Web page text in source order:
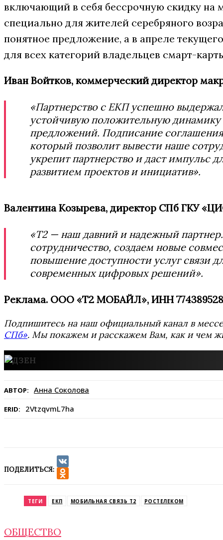
включающий в себя бессрочную скидку на
специально для жителей серебряного
понятное предложение, а в апреле
для всех категорий владельцев смарт-
Иван Войтков, коммерческий директор
«Партнерство с ЕКП успешно
устойчивую положительную динамику
предложений. Подписание
который позволит вывести наше
укрепит партнерство и даст импульс
развитием проектов и инициатив».
Валентина Козырева, директор СПб ГКУ
«Т2 — наш давний и надежный
сотрудничество, создаем новые
повышение доступности услуг связи
современных цифровых решений».
Реклама. ООО «Т2 МОБАЙЛ», ИНН
Подпишитесь на наш официальный канал в
СПб». Мы покажем и расскажем Вам, как и чем
АВТОР: Анна Соколова
ERID: 2VtzqvmL7ha
ПОДЕЛИТЬСЯ:
VK
ТЕГИ ЕКП МОБИЛЬНАЯ СВЯЗЬ Т2 РОСТЕЛЕКОМ
ОБЩЕСТВО